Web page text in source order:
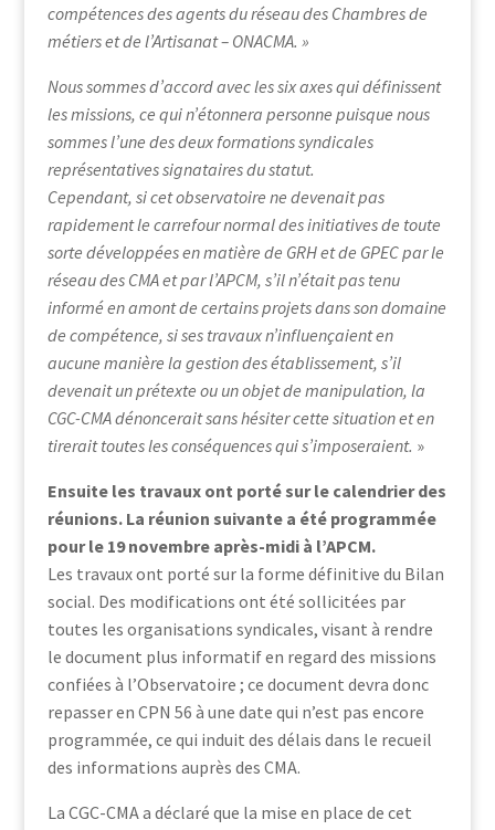
compétences des agents du réseau des Chambres de
métiers et de l’Artisanat – ONACMA. »
Nous sommes d’accord avec les six axes qui définissent
les missions, ce qui n’étonnera personne puisque nous
sommes l’une des deux formations syndicales
représentatives signataires du statut.
Cependant, si cet observatoire ne devenait pas
rapidement le carrefour normal des initiatives de toute
sorte développées en matière de GRH et de GPEC par le
réseau des CMA et par l’APCM, s’il n’était pas tenu
informé en amont de certains projets dans son domaine
de compétence, si ses travaux n’influençaient en
aucune manière la gestion des établissement, s’il
devenait un prétexte ou un objet de manipulation, la
CGC-CMA dénoncerait sans hésiter cette situation et en
tirerait toutes les conséquences qui s’imposeraient. »
Ensuite les travaux ont porté sur le calendrier des
réunions. La réunion suivante a été programmée
pour le 19 novembre après-midi à l’APCM.
Les travaux ont porté sur la forme définitive du Bilan
social. Des modifications ont été sollicitées par
toutes les organisations syndicales, visant à rendre
le document plus informatif en regard des missions
confiées à l’Observatoire ; ce document devra donc
repasser en CPN 56 à une date qui n’est pas encore
programmée, ce qui induit des délais dans le recueil
des informations auprès des CMA.
La CGC-CMA a déclaré que la mise en place de cet